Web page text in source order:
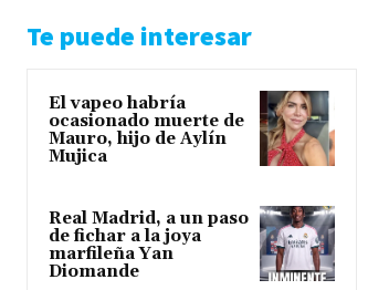
Te puede interesar
El vapeo habría
ocasionado muerte de
Mauro, hijo de Aylín
Mujica
Real Madrid, a un paso
de fichar a la joya
marfileña Yan
Diomande